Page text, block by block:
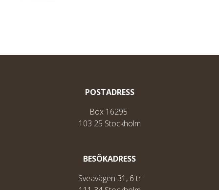
POSTADRESS
Box 16295
103 25 Stockholm
BESÖKADRESS
Sveavägen 31, 6 tr